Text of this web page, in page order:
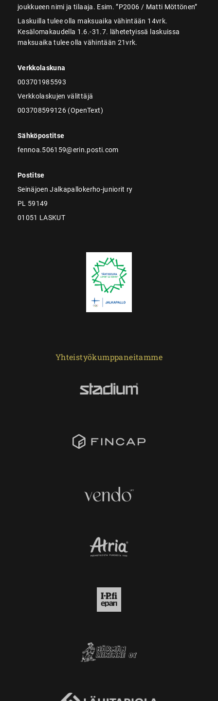
joukkueen nimi ja tilaaja. Esim. ”P2006 / Matti Möttönen”
Laskuilla tulee olla maksuaika vähintään 14vrk.
Kesälomakaudella 1.6.-31.7. lähetetyissä laskuissa
maksuaika tulee olla vähintään 21vrk.
Verkkolaskuna
003701985593
Verkkolaskujen välittäjä
003708599126 (OpenText)
Sähköpostitse
fennoa.506159@erin.posti.com
Postitse
Seinäjoen Jalkapallokerho-juniorit ry
PL 59149
01051 LASKUT
Yhteistyökumppaneitamme